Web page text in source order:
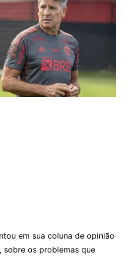
em sua coluna de opinião
sobre os problemas que